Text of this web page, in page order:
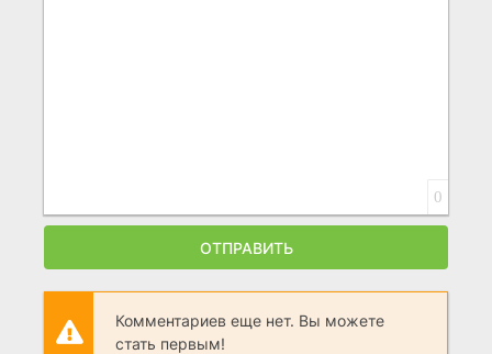
0
ОТПРАВИТЬ
Комментариев еще нет. Вы можете
стать первым!